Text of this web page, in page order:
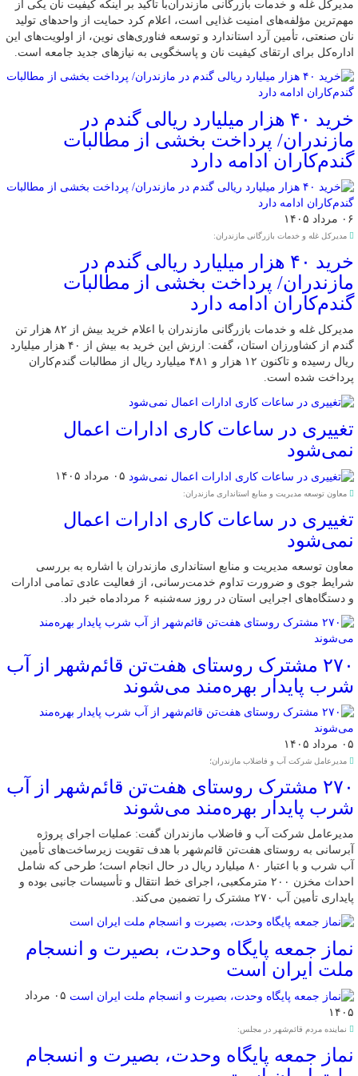
مدیرکل غله و خدمات بازرگانی مازندران‌با تأکید بر اینکه کیفیت نان یکی از
مهم‌ترین مؤلفه‌های امنیت غذایی است، اعلام کرد حمایت از واحدهای تولید
نان صنعتی، تأمین آرد استاندارد و توسعه فناوری‌های نوین، از اولویت‌های این
اداره‌کل برای ارتقای کیفیت نان و پاسخگویی به نیازهای جدید جامعه است.
خرید ۴۰ هزار میلیارد ریالی گندم در
مازندران/ پرداخت بخشی از مطالبات
گندم‌کاران ادامه دارد
۰۶ مرداد ۱۴۰۵
مدیرکل غله و خدمات بازرگانی مازندران:
خرید ۴۰ هزار میلیارد ریالی گندم در
مازندران/ پرداخت بخشی از مطالبات
گندم‌کاران ادامه دارد
مدیرکل غله و خدمات بازرگانی مازندران با اعلام خرید بیش از ۸۲ هزار تن
گندم از کشاورزان استان، گفت: ارزش این خرید به بیش از ۴۰ هزار میلیارد
ریال رسیده و تاکنون ۱۲ هزار و ۴۸۱ میلیارد ریال از مطالبات گندم‌کاران
پرداخت شده است.
تغییری در ساعات کاری ادارات اعمال
نمی‌شود
۰۵ مرداد ۱۴۰۵
معاون توسعه مدیریت و منابع استانداری مازندران:
تغییری در ساعات کاری ادارات اعمال
نمی‌شود
معاون توسعه مدیریت و منابع استانداری مازندران با اشاره به بررسی
شرایط جوی و ضرورت تداوم خدمت‌رسانی، از فعالیت عادی تمامی ادارات
و دستگاه‌های اجرایی استان در روز سه‌شنبه ۶ مردادماه خبر داد.
۲۷۰ مشترک روستای هفت‌تن قائم‌شهر از آب
شرب پایدار بهره‌مند می‌شوند
۰۵ مرداد ۱۴۰۵
مدیرعامل شرکت آب و فاضلاب مازندران؛
۲۷۰ مشترک روستای هفت‌تن قائم‌شهر از آب
شرب پایدار بهره‌مند می‌شوند
مدیرعامل شرکت آب و فاضلاب مازندران گفت: عملیات اجرای پروژه
آبرسانی به روستای هفت‌تن قائم‌شهر با هدف تقویت زیرساخت‌های تأمین
آب شرب و با اعتبار ۸۰ میلیارد ریال در حال انجام است؛ طرحی که شامل
احداث مخزن ۲۰۰ مترمکعبی، اجرای خط انتقال و تأسیسات جانبی بوده و
پایداری تأمین آب ۲۷۰ مشترک را تضمین می‌کند.
نماز جمعه پایگاه وحدت، بصیرت و انسجام
ملت ایران است
۰۵ مرداد
۱۴۰۵
نماینده مردم قائم‌شهر در مجلس:
نماز جمعه پایگاه وحدت، بصیرت و انسجام